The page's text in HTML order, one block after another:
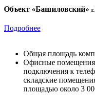
Объект «Башиловский»
Подробнее
Общая площадь
Офисные помещения
подключения к
складские
площадью около 3